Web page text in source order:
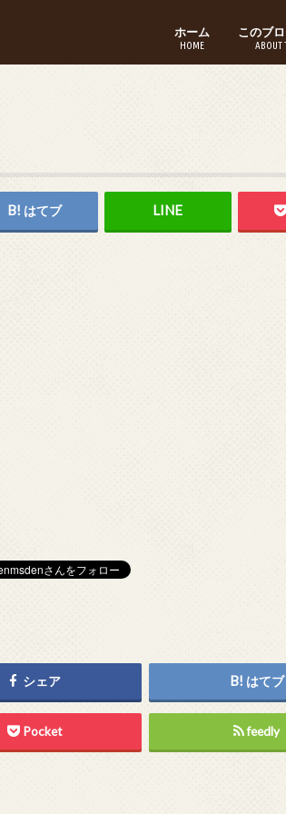
ホーム
HOME
このブ
ABOUT
はてブ
シェア はてブ
Pocket feedly